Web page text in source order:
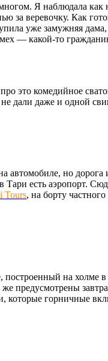
Я наблюдала
за веревочку. Как
уже замужняя
— какой-то
это комедийное
дали даже и одной
автомобиле, но
Тари есть аэропорт.
Tours, на борту
на холме в
же предусмотрены
которые горничные